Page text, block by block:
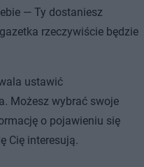
— Ty dostaniesz
rzeczywiście będzie
ustawić
Możesz wybrać swoje
o pojawieniu się
Cię interesują.